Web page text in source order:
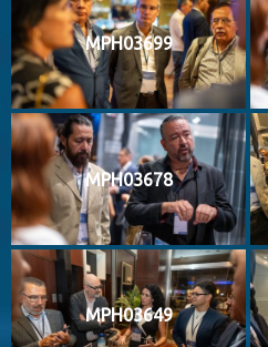
MPH03699
MPH03678
MPH03649